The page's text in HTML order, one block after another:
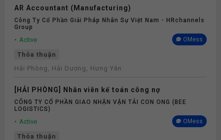
AR Accountant (Manufacturing)
Công Ty Cổ Phần Giải Pháp Nhân Sự Việt Nam - HRchannels
Group
Active OMess
Thỏa thuận
Hải Phòng, Hải Dương, Hưng Yên
[HẢI PHÒNG] Nhân viên kế toán công nợ
CÔNG TY CỔ PHẦN GIAO NHẬN VẬN TẢI CON ONG (BEE
LOGISTICS)
Active OMess
Thỏa thuận